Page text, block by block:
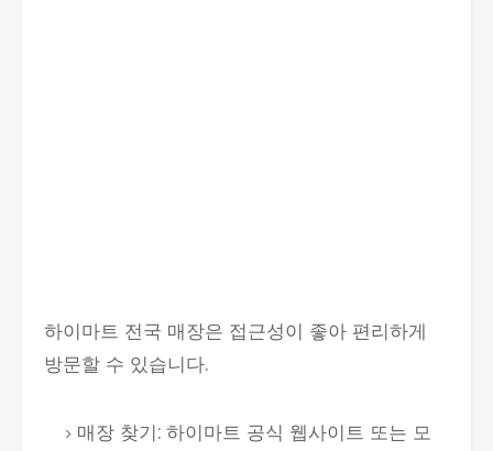
하이마트 전국 매장은 접근성이 좋아 편리하게
방문할 수 있습니다.
매장 찾기: 하이마트 공식 웹사이트 또는 모